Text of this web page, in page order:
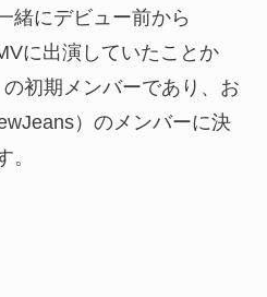
緒にデビュー前から
に出演していたことか
初期メンバーであり、お
）のメンバーに決
。